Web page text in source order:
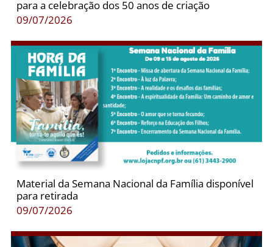
para a celebração dos 50 anos de criação
09/07/2026
Material da Semana Nacional da Família disponível
para retirada
09/07/2026